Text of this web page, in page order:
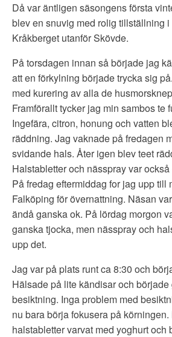
Då var äntligen säsongens första
blev en snuvig med rolig tillställning
Kråkberget utanför Skövde.
På torsdagen innan så började jag
att en förkylning började trycka sig
med kurering av alla de
Framförallt tycker jag min sambos te
Ingefära, citron, honung och vatten
räddning. Jag vaknade på fredagen
svidande hals. Åter igen blev teet
Halstabletter och nässpray var
På fredag eftermiddag for jag upp till
Falköping för övernattning. Näsan
ändå ganska ok. På lördag morgon
ganska tjocka, men nässpray och
upp det.
Jag var på plats runt ca 8:30 och
Hälsade på lite kändisar och
besiktning. Inga problem med
nu bara börja fokusera på
halstabletter varvat med yoghurt och